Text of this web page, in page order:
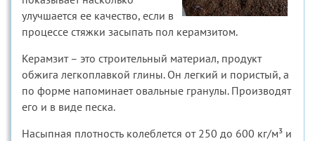
улучшается ее качество, если в
процессе стяжки засыпать пол керамзитом.
Керамзит – это строительный материал, продукт
обжига легкоплавкой глины. Он легкий и пористый, а
по форме напоминает овальные гранулы. Производят
его и в виде песка.
Насыпная плотность колеблется от 250 до 600 кг/м³ и